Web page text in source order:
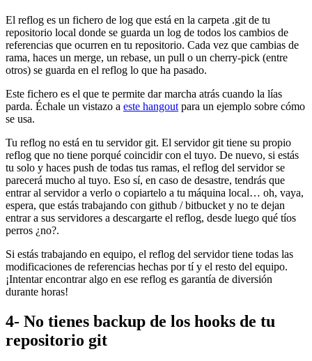
El reflog es un fichero de log que está en la carpeta .git de tu
repositorio local donde se guarda un log de todos los cambios de
referencias que ocurren en tu repositorio. Cada vez que cambias de
rama, haces un merge, un rebase, un pull o un cherry-pick (entre
otros) se guarda en el reflog lo que ha pasado.
Este fichero es el que te permite dar marcha atrás cuando la lías
parda. Échale un vistazo a este hangout para un ejemplo sobre cómo
se usa.
Tu reflog no está en tu servidor git. El servidor git tiene su propio
reflog que no tiene porqué coincidir con el tuyo. De nuevo, si estás
tu solo y haces push de todas tus ramas, el reflog del servidor se
parecerá mucho al tuyo. Eso sí, en caso de desastre, tendrás que
entrar al servidor a verlo o copiartelo a tu máquina local… oh, vaya,
espera, que estás trabajando con github / bitbucket y no te dejan
entrar a sus servidores a descargarte el reflog, desde luego qué tíos
perros ¿no?.
Si estás trabajando en equipo, el reflog del servidor tiene todas las
modificaciones de referencias hechas por tí y el resto del equipo.
¡Intentar encontrar algo en ese reflog es garantía de diversión
durante horas!
4- No tienes backup de los hooks de tu
repositorio git